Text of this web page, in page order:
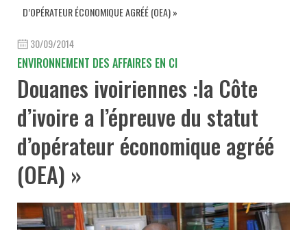
D’OPÉRATEUR ÉCONOMIQUE AGRÉÉ (OEA) »
30/09/2014
ENVIRONNEMENT DES AFFAIRES EN CI
Douanes ivoiriennes :la Côte
d’ivoire a l’épreuve du statut
d’opérateur économique agréé
(OEA) »